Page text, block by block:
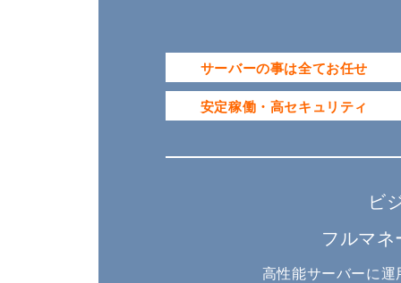
サーバーの事は全てお任せ
安定稼働・高セキュリティ
ビ
フルマ
高性能サーバーに